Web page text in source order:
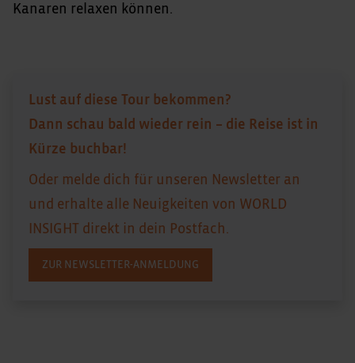
Kanaren relaxen können.
Lust auf diese Tour bekommen?
Dann schau bald wieder rein – die Reise ist in
Kürze buchbar!
Oder melde dich für unseren Newsletter an
und erhalte alle Neuigkeiten von WORLD
INSIGHT direkt in dein Postfach.
ZUR NEWSLETTER-ANMELDUNG